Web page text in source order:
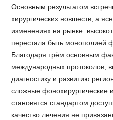
Основным результатом
хирургических новшеств, а
изменениях на рынке:
перестала быть монополией
Благодаря трём основным
международных протоколов,
диагностику и развитию
сложные фонохирургические
становятся стандартом
качество лечения не